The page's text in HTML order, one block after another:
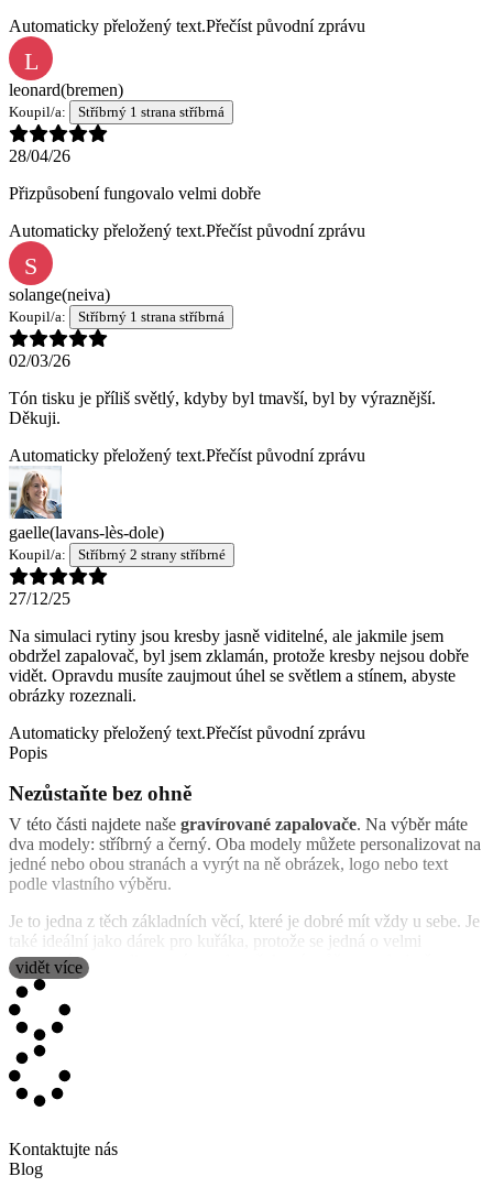
Automaticky přeložený text.Přečíst původní zprávu
L
leonard(bremen)
Koupil/a: Stříbrný 1 strana stříbrná
28/04/26
Přizpůsobení fungovalo velmi dobře
Automaticky přeložený text.Přečíst původní zprávu
S
solange(neiva)
Koupil/a: Stříbrný 1 strana stříbrná
02/03/26
Tón tisku je příliš světlý, kdyby byl tmavší, byl by výraznější.
Děkuji.
Automaticky přeložený text.Přečíst původní zprávu
gaelle(lavans-lès-dole)
Koupil/a: Stříbrný 2 strany stříbrné
27/12/25
Na simulaci rytiny jsou kresby jasně viditelné, ale jakmile jsem
obdržel zapalovač, byl jsem zklamán, protože kresby nejsou dobře
vidět. Opravdu musíte zaujmout úhel se světlem a stínem, abyste
obrázky rozeznali.
Automaticky přeložený text.Přečíst původní zprávu
Popis
Nezůstaňte bez ohně
V této části najdete naše gravírované zapalovače. Na výběr máte
dva modely: stříbrný a černý. Oba modely můžete personalizovat na
jedné nebo obou stranách a vyrýt na ně obrázek, logo nebo text
podle vlastního výběru.
Je to jedna z těch základních věcí, které je dobré mít vždy u sebe. Je
také ideální jako dárek pro kuřáka, protože se jedná o velmi
elegantní personalizovaný zapalovač, který můžete podrobně popsat
jeho jménem. Je třeba ji naplnit benzínem a její použití je velmi
snadné, stačí zvednout víko a otočit ruletou.
Nezbytná výbava do kapsy
Jsou věci, které vám usnadní život, a jednou z nich je zapalovač.
Vždy je dobré mít ji pro jistotu u sebe a nezabírá příliš mnoho místa.
Vnitřní strana má starobylou povrchovou úpravu a vnější strana má
lesklý stříbrný povrch.
vidět více
Kontaktujte nás
Blog